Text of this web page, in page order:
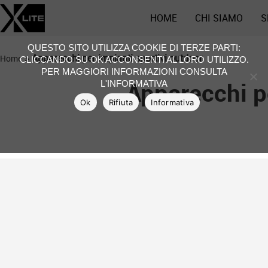
HOME CHI SIAMO
Home>Apparecchi per impianti sportivi outdoor
Apparecchi
QUESTO SITO UTILIZZA COOKIE DI TERZE PARTI:
CLICCANDO SU OK ACCONSENTI AL LORO UTILIZZO.
PER MAGGIORI INFORMAZIONI CONSULTA
L'INFORMATIVA
Ok Rifiuta Informativa